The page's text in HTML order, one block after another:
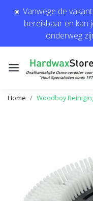
☀️ Vanwege de
bereikbaar en kan
onderweg
Home Woodboy